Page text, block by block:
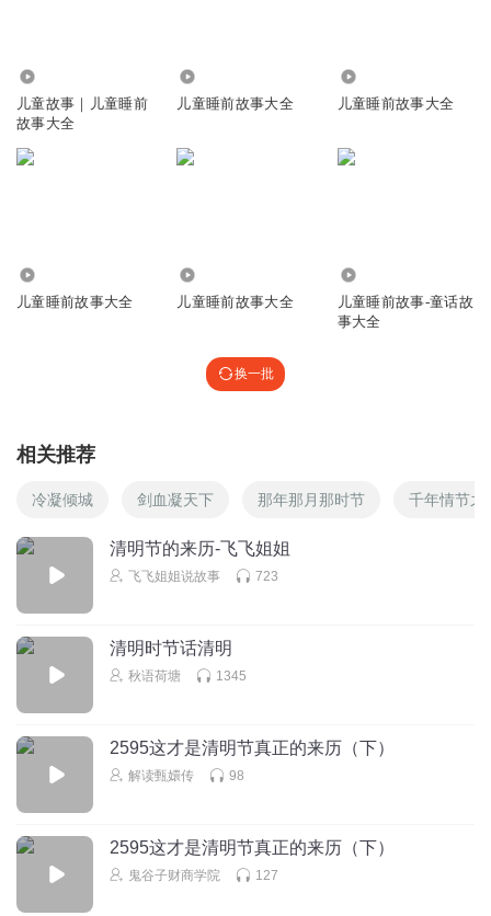
儿童故事｜儿童睡前
故事大全
儿童睡前故事大全 儿童睡前故事大全
儿童睡前故事大全 儿童睡前故事大全
儿童睡前故事-童话故
事大全
换一批
相关推荐
冷凝倾城 剑血凝天下 那年那月那时节 千年情节之
清明节的来历-飞飞姐姐
飞飞姐姐说故事 723
清明时节话清明
秋语荷塘 1345
2595这才是清明节真正的来历（下）
解读甄嬛传 98
2595这才是清明节真正的来历（下）
鬼谷子财商学院 127